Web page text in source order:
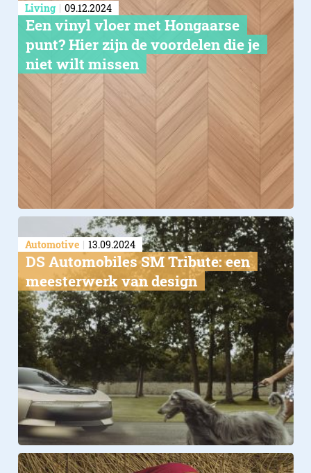
Living 09.12.2024
Een vinyl vloer met Hongaarse
punt? Hier zijn de voordelen die je
niet wilt missen
Automotive 13.09.2024
DS Automobiles SM Tribute: een
meesterwerk van design